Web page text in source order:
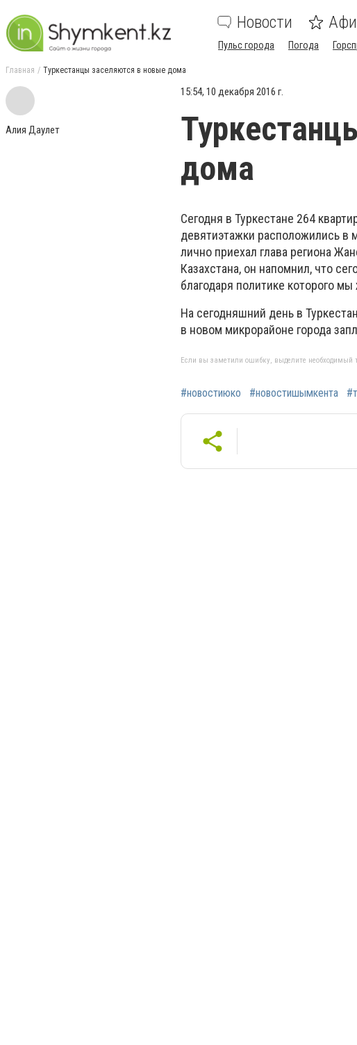
Новости
Пульс города Погода
Главная Туркестанцы заселяются в новые дома
Алия Даулет
15:54, 10 декабря 2016 г.
дома
Сегодня в Туркестане 264
девятиэтажки расположились в
лично приехал глава региона
Казахстана, он напомнил, что
благодаря политике которого
На сегодняшний день в
в новом микрорайоне города
Если вы заметили ошибку, выделите необходимый
#новостиюко #новостишымкента